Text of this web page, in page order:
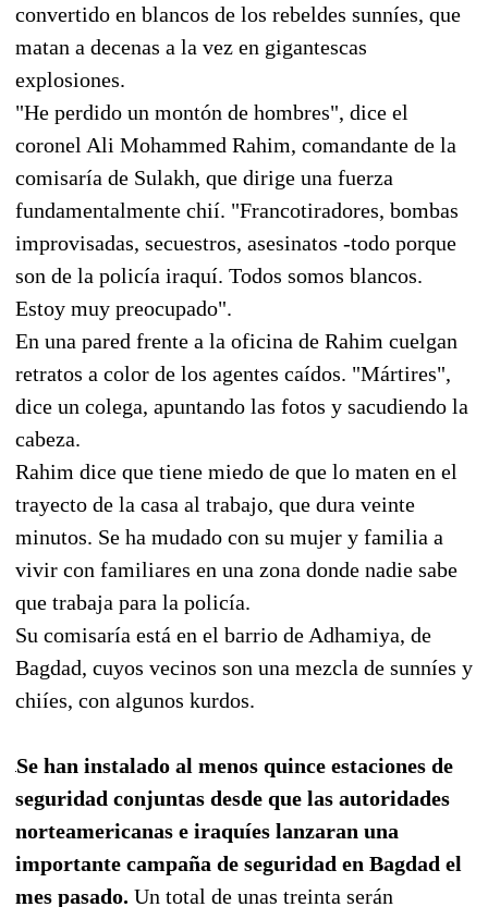
convertido en blancos de los rebeldes sunníes, que
matan a decenas a la vez en gigantescas
explosiones.
"He perdido un montón de hombres", dice el
coronel Ali Mohammed Rahim, comandante de la
comisaría de Sulakh, que dirige una fuerza
fundamentalmente chií. "Francotiradores, bombas
improvisadas, secuestros, asesinatos -todo porque
son de la policía iraquí. Todos somos blancos.
Estoy muy preocupado".
En una pared frente a la oficina de Rahim cuelgan
retratos a color de los agentes caídos. "Mártires",
dice un colega, apuntando las fotos y sacudiendo la
cabeza.
Rahim dice que tiene miedo de que lo maten en el
trayecto de la casa al trabajo, que dura veinte
minutos. Se ha mudado con su mujer y familia a
vivir con familiares en una zona donde nadie sabe
que trabaja para la policía.
Su comisaría está en el barrio de Adhamiya, de
Bagdad, cuyos vecinos son una mezcla de sunníes y
chiíes, con algunos kurdos.
Se han instalado al menos quince estaciones de
seguridad conjuntas desde que las autoridades
norteamericanas e iraquíes lanzaran una
importante campaña de seguridad en Bagdad el
mes pasado. Un total de unas treinta serán